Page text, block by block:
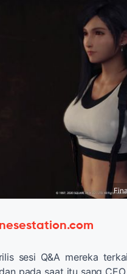
sesi Q&A mereka
pada saat itu sang CEO